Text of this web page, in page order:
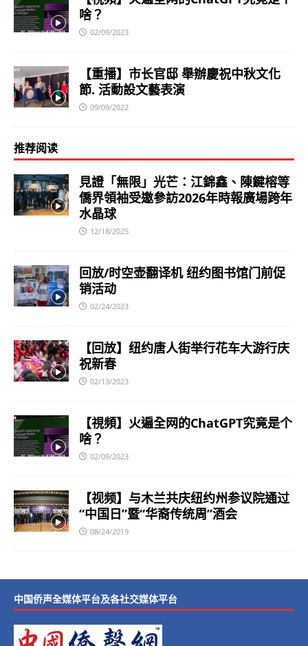
啥？
02/09/2023
【重播】市长官邸 舉辦慶祝中秋文化
節. 活動設文藝表演
09/09/2022
推荐阅读
見證「無限」光芒：江錦鑫、陳鍵榕等
僑界領袖受邀參訪2026年時報廣場跨年
水晶球
12/18/2025
回放/时空壶翻译机 纽约图书馆门前促
销活动
02/24/2023
【回放】纽约唐人街举行花车大游行庆
祝新春
02/13/2023
【視頻】火遍全网的ChatGPT究竟是个
啥？
02/09/2023
【视频】与木兰共庆纽约州参议院通过
“中国日”暨“华裔传统周”酒会
08/24/2019
中国侨声全媒体平台及各社交媒体平台